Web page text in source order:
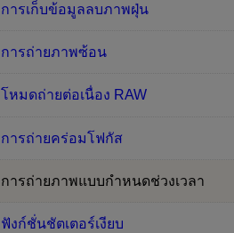
การเก็บข้อมูลลบภาพฝุ่น
การถ่ายภาพซ้อน
โหมดถ่ายต่อเนื่อง RAW
การถ่ายคร่อมโฟกัส
การถ่ายภาพแบบกำหนดช่วงเวลา
ฟังก์ชั่นชัตเตอร์เงียบ